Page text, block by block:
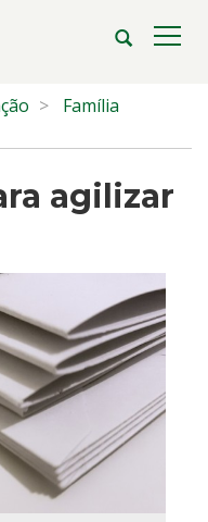
Abrir
Família
agilizar